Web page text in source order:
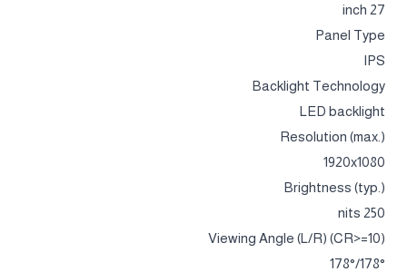
27 inch
Panel Type
IPS
Backlight Technology
LED backlight
Resolution (max.)
1920x1080
Brightness (typ.)
250 nits
Viewing Angle (L/R) (CR>=10)
178°/178°